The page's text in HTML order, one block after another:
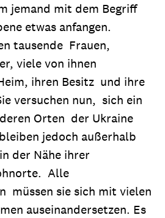
jemand mit dem Begriff
etwas anfangen.
tausende Frauen,
viele von ihnen
ihren Besitz und ihre
versuchen nun, sich ein
Orten der Ukraine
jedoch außerhalb
der Nähe ihrer
Alle
müssen sie sich mit vielen
auseinandersetzen. Es